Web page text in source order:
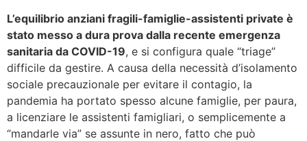
L’equilibrio anziani fragili-famiglie-assistenti private è
stato messo a dura prova dalla recente emergenza
sanitaria da COVID-19, e si configura quale “triage”
difficile da gestire. A causa della necessità d’isolamento
sociale precauzionale per evitare il contagio, la
pandemia ha portato spesso alcune famiglie, per paura,
a licenziare le assistenti famigliari, o semplicemente a
“mandarle via” se assunte in nero, fatto che può